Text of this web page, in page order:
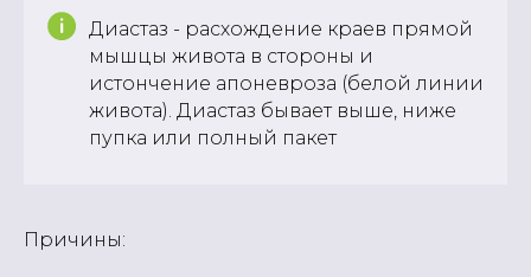
Диастаз - расхождение краев прямой
мышцы живота в стороны и
истончение апоневроза (белой линии
живота). Диастаз бывает выше, ниже
пупка или полный пакет
Причины: